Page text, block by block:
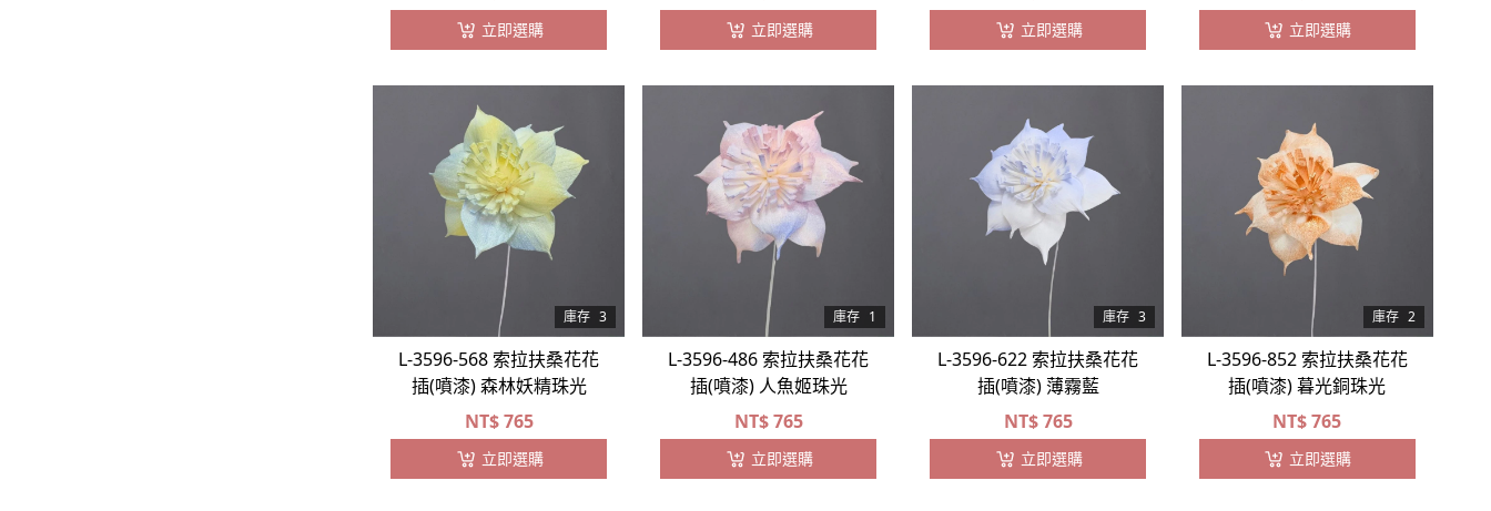
立即選購 立即選購 立即選購 立即選購
庫存 3
L-3596-568 索拉扶桑花花
插(噴漆) 森林妖精珠光
NT$765
立即選購
庫存 1
L-3596-486 索拉扶桑花花
插(噴漆) 人魚姬珠光
NT$765
立即選購
庫存 3
L-3596-622 索拉扶桑花花
插(噴漆) 薄霧藍
NT$765
立即選購
庫存 2
L-3596-852 索拉扶桑花花
插(噴漆) 暮光銅珠光
NT$765
立即選購